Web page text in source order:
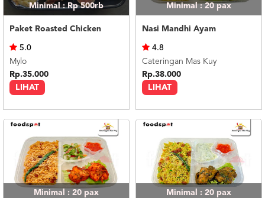
Minimal : Rp 500rb
Paket Roasted Chicken
LIHAT
5.0
Mylo
Rp.35.000
Minimal : 20pax
Nasi Mandhi Ayam
LIHAT
4.8
Cateringan Mas Kuy
Rp.38.000
Minimal : 20 pax Minimal : 20 pax